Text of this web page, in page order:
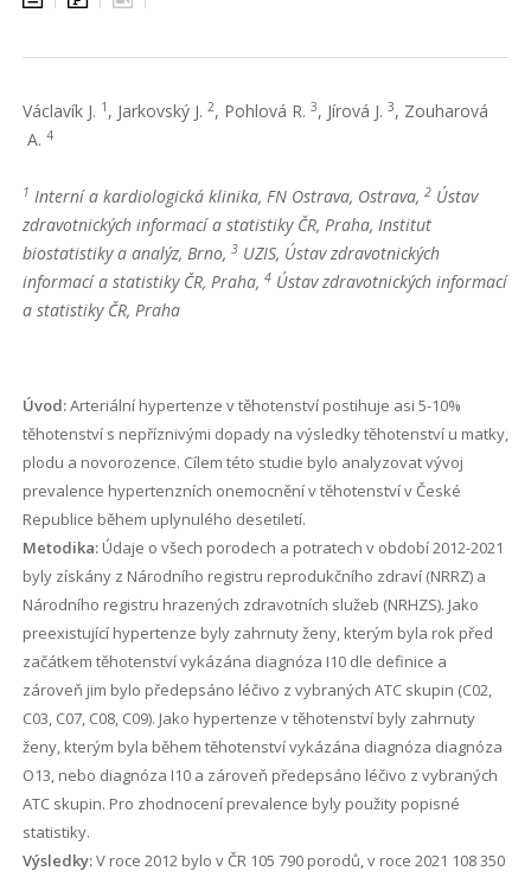
Václavík J. 1 , Jarkovský J. 2, Pohlová R. 3, Jírová J. 3, Zouharová
A. 4
1 Interní a kardiologická klinika, FN Ostrava, Ostrava, 2 Ústav
zdravotnických informací a statistiky ČR, Praha, Institut
biostatistiky a analýz, Brno, 3 UZIS, Ústav zdravotnických
informací a statistiky ČR, Praha, 4 Ústav zdravotnických informací
a statistiky ČR, Praha
Úvod:Arteriální hypertenze v těhotenství postihuje asi 5-10%
těhotenství s nepříznivými dopady na výsledky těhotenství u matky,
plodu a novorozence. Cílem této studie bylo analyzovat vývoj
prevalence hypertenzních onemocnění v těhotenství v České
Republice během uplynulého desetiletí.
Metodika: Údaje o všech porodech a potratech v období 2012-2021
byly získány z Národního registru reprodukčního zdraví (NRRZ) a
Národního registru hrazených zdravotních služeb (NRHZS). Jako
preexistující hypertenze byly zahrnuty ženy, kterým byla rok před
začátkem těhotenství vykázána diagnóza I10 dle definice a
zároveň jim bylo předepsáno léčivo z vybraných ATC skupin (C02,
C03, C07, C08, C09). Jako hypertenze v těhotenství byly zahrnuty
ženy, kterým byla během těhotenství vykázána diagnóza diagnóza
O13, nebo diagnóza I10 a zároveň předepsáno léčivo z vybraných
ATC skupin. Pro zhodnocení prevalence byly použity popisné
statistiky.
Výsledky:V roce 2012 bylo v ČR 105 790 porodů, v roce 2021 108 350